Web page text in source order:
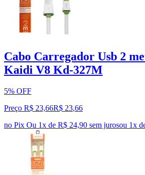
Cabo Carregador Usb 2
Kaidi V8 Kd-327M
5% OFF
Preço R$ 23,66R$ 23,66
no Pix Ou 1x de R$ 24,90 sem jurosou 1x